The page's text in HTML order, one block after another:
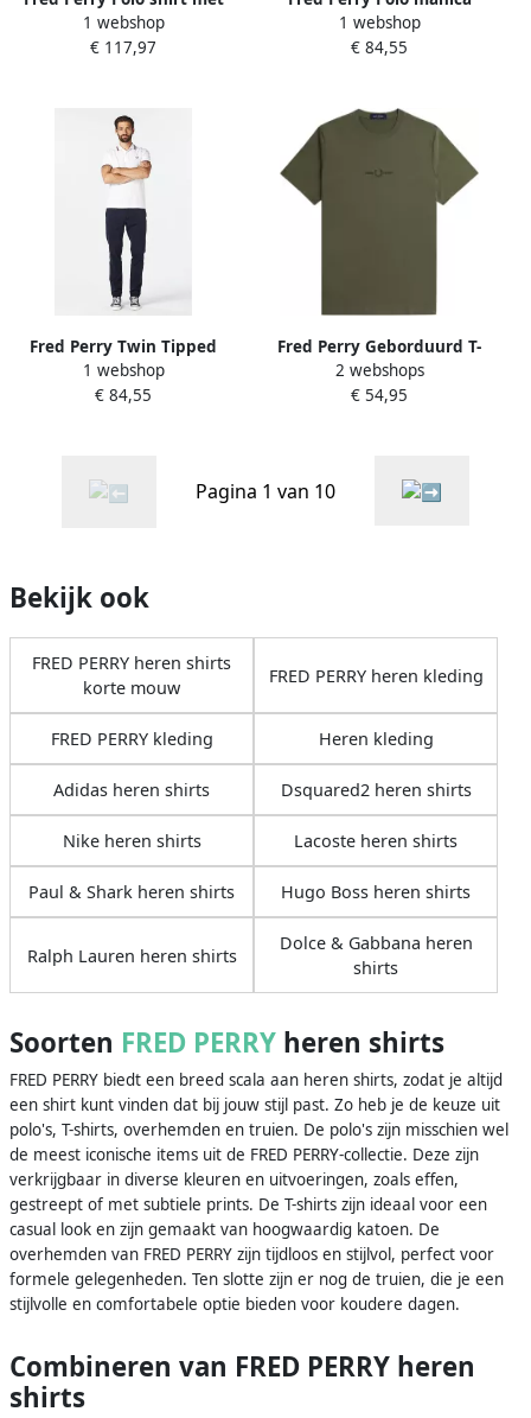
dubbele groene appelrand
Zwart Heren
1 webshop
€ 117,97
corta con collo clico e
polsini bordati a contrasto e
Navy Rosso Blauw Heren
1 webshop
€ 84,55
Fred Perry Twin Tipped
Short Sleeve Polo Shirt
Heren White- Heren White
1 webshop
€ 84,55
Fred Perry Geborduurd T-
shirt Groene Top Green
Heren
2 webshops
€ 54,95
Pagina 1 van 10
Bekijk ook
FRED PERRY heren shirts
korte mouw
FRED PERRY heren kleding
FRED PERRY kleding Heren kleding
Adidas heren shirts Dsquared2 heren shirts
Nike heren shirts Lacoste heren shirts
Paul & Shark heren shirts Hugo Boss heren shirts
Ralph Lauren heren shirts
Dolce & Gabbana heren
shirts
Soorten FRED PERRY heren shirts
FRED PERRY biedt een breed scala aan heren shirts, zodat je altijd
een shirt kunt vinden dat bij jouw stijl past. Zo heb je de keuze uit
polo's, T-shirts, overhemden en truien. De polo's zijn misschien wel
de meest iconische items uit de FRED PERRY-collectie. Deze zijn
verkrijgbaar in diverse kleuren en uitvoeringen, zoals effen,
gestreept of met subtiele prints. De T-shirts zijn ideaal voor een
casual look en zijn gemaakt van hoogwaardig katoen. De
overhemden van FRED PERRY zijn tijdloos en stijlvol, perfect voor
formele gelegenheden. Ten slotte zijn er nog de truien, die je een
stijlvolle en comfortabele optie bieden voor koudere dagen.
Combineren van FRED PERRY heren
shirts